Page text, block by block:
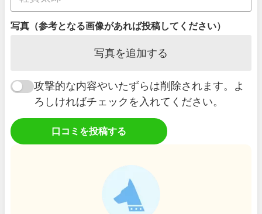
写真（参考となる画像があれば投稿してください）
写真を追加する
攻撃的な内容やいたずらは削除されます。よ
ろしければチェックを入れてください。
口コミを投稿する